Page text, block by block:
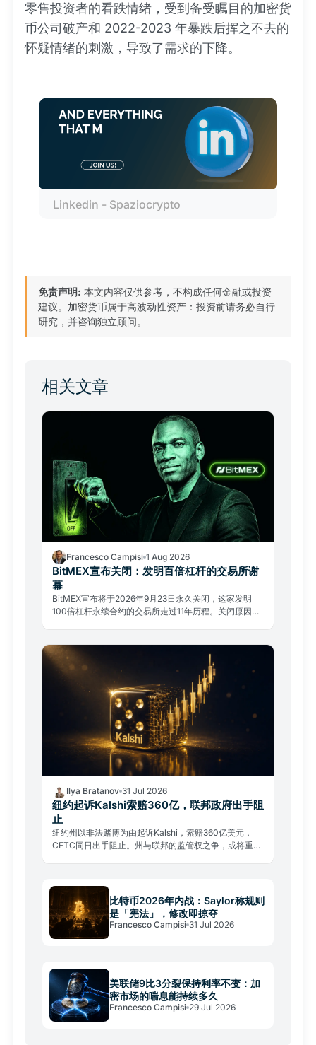
零售投资者的看跌情绪，受到备受瞩目的加密货
币公司破产和 2022-2023 年暴跌后挥之不去的
怀疑情绪的刺激，导致了需求的下降。
Linkedin - Spaziocrypto
免责声明: 本文内容仅供参考，不构成任何金融或投资
建议。加密货币属于高波动性资产：投资前请务必自行
研究，并咨询独立顾问。
相关文章
Francesco Campisi 1 Aug 2026
BitMEX宣布关闭：发明百倍杠杆的交易所谢
幕
BitMEX宣布将于2026年9月23日永久关闭，这家发明
100倍杠杆永续合约的交易所走过11年历程。关闭原因不
Ilya Bratanov 31 Jul 2026
纽约起诉Kalshi索赔360亿，联邦政府出手阻
止
纽约州以非法赌博为由起诉Kalshi，索赔360亿美元，
CFTC同日出手阻止。州与联邦的监管权之争，或将重塑
比特币2026年内战：Saylor称规则
是「宪法」，修改即掠夺
Francesco Campisi 31 Jul 2026
美联储9比3分裂保持利率不变：加
密市场的喘息能持续多久
Francesco Campisi 29 Jul 2026